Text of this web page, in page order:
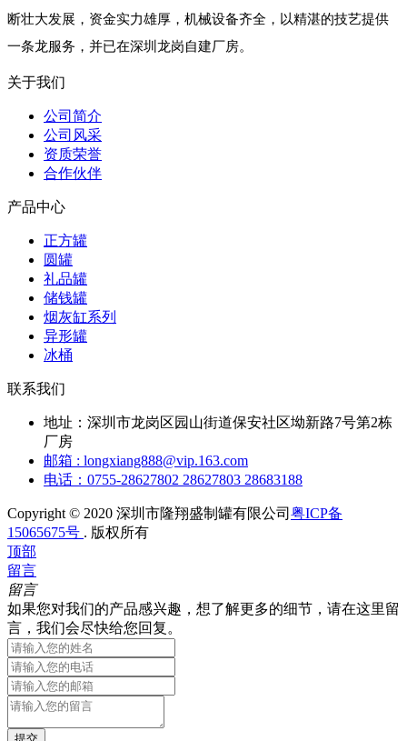
断壮大发展，资金实力雄厚，机械设备齐全，以精湛的技艺提供
一条龙服务，并已在深圳龙岗自建厂房。
关于我们
公司简介
公司风采
资质荣誉
合作伙伴
产品中心
正方罐
圆罐
礼品罐
储钱罐
烟灰缸系列
异形罐
冰桶
联系我们
地址：深圳市龙岗区园山街道保安社区坳新路7号第2栋
厂房
邮箱 : longxiang888@vip.163.com
电话：0755-28627802 28627803 28683188
Copyright © 2020 深圳市隆翔盛制罐有限公司 粤ICP备
15065675号 . 版权所有
顶部
留言
留言
如果您对我们的产品感兴趣，想了解更多的细节，请在这里留
言，我们会尽快给您回复。